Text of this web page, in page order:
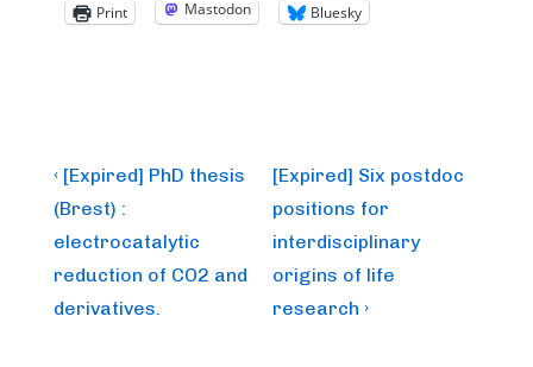
Print Mastodon Bluesky
Post
navigation
Previous
Post
is
‹ [Expired] PhD thesis
(Brest) :
electrocatalytic
reduction of CO2 and
derivatives.
Next
Post
is
[Expired] Six postdoc
positions for
interdisciplinary
origins of life
research ›